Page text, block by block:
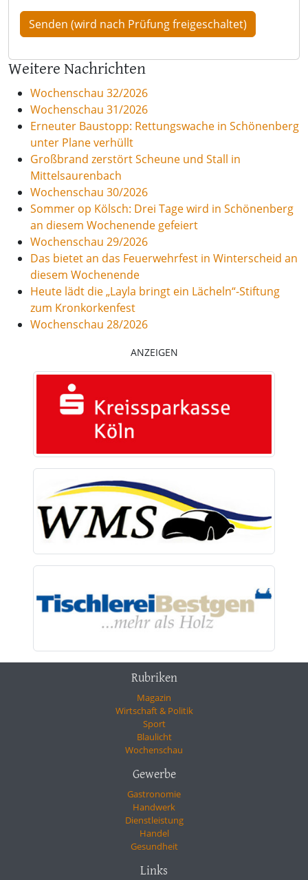
Weitere Nachrichten
Wochenschau 32/2026
Wochenschau 31/2026
Erneuter Baustopp: Rettungswache in Schönenberg
unter Plane verhüllt
Großbrand zerstört Scheune und Stall in
Mittelsaurenbach
Wochenschau 30/2026
Sommer op Kölsch: Drei Tage wird in Schönenberg
an diesem Wochenende gefeiert
Wochenschau 29/2026
Das bietet an das Feuerwehrfest in Winterscheid an
diesem Wochenende
Heute lädt die „Layla bringt ein Lächeln“-Stiftung
zum Kronkorkenfest
Wochenschau 28/2026
ANZEIGEN
Rubriken
Magazin
Wirtschaft & Politik
Sport
Blaulicht
Wochenschau
Gewerbe
Gastronomie
Handwerk
Dienstleistung
Handel
Gesundheit
Links